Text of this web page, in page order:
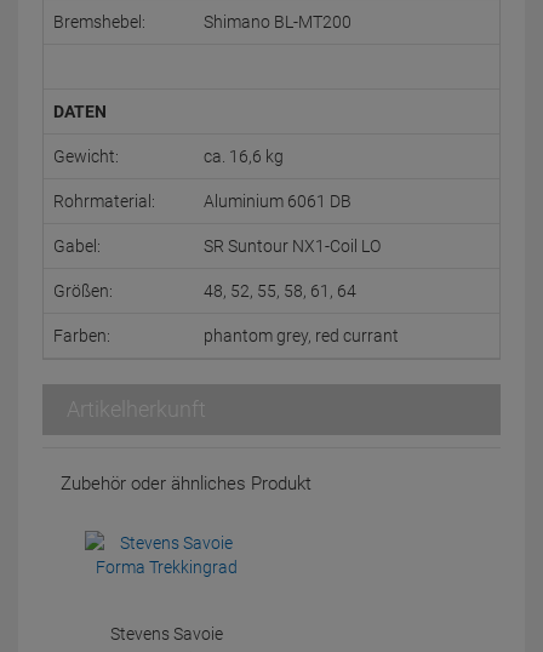
Bremshebel: Shimano BL-MT200
DATEN
Gewicht: ca. 16,6 kg
Rohrmaterial: Aluminium 6061 DB
Gabel: SR Suntour NX1-Coil LO
Größen: 48, 52, 55, 58, 61, 64
Farben: phantom grey, red currant
Artikelherkunft
Zubehör oder ähnliches Produkt
Stevens Savoie